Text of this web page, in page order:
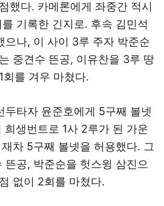
했다. 카메론에게 좌중간 적시
기록한 긴지로. 후속 김민석
으나, 이 사이 3루 주자 박준순
중견수 뜬공, 이유찬을 3루 땅
회를 겨우 마쳤다.
두타자 윤준호에게 5구째 볼넷
희생번트로 1사 2루가 된 가운
차 5구째 볼넷을 허용했다. 그
뜬공, 박준순을 헛스윙 삼진으
없이 2회를 마쳤다.